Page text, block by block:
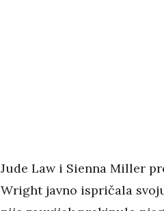
Jude Law i Sienna Miller
Wright javno ispričala